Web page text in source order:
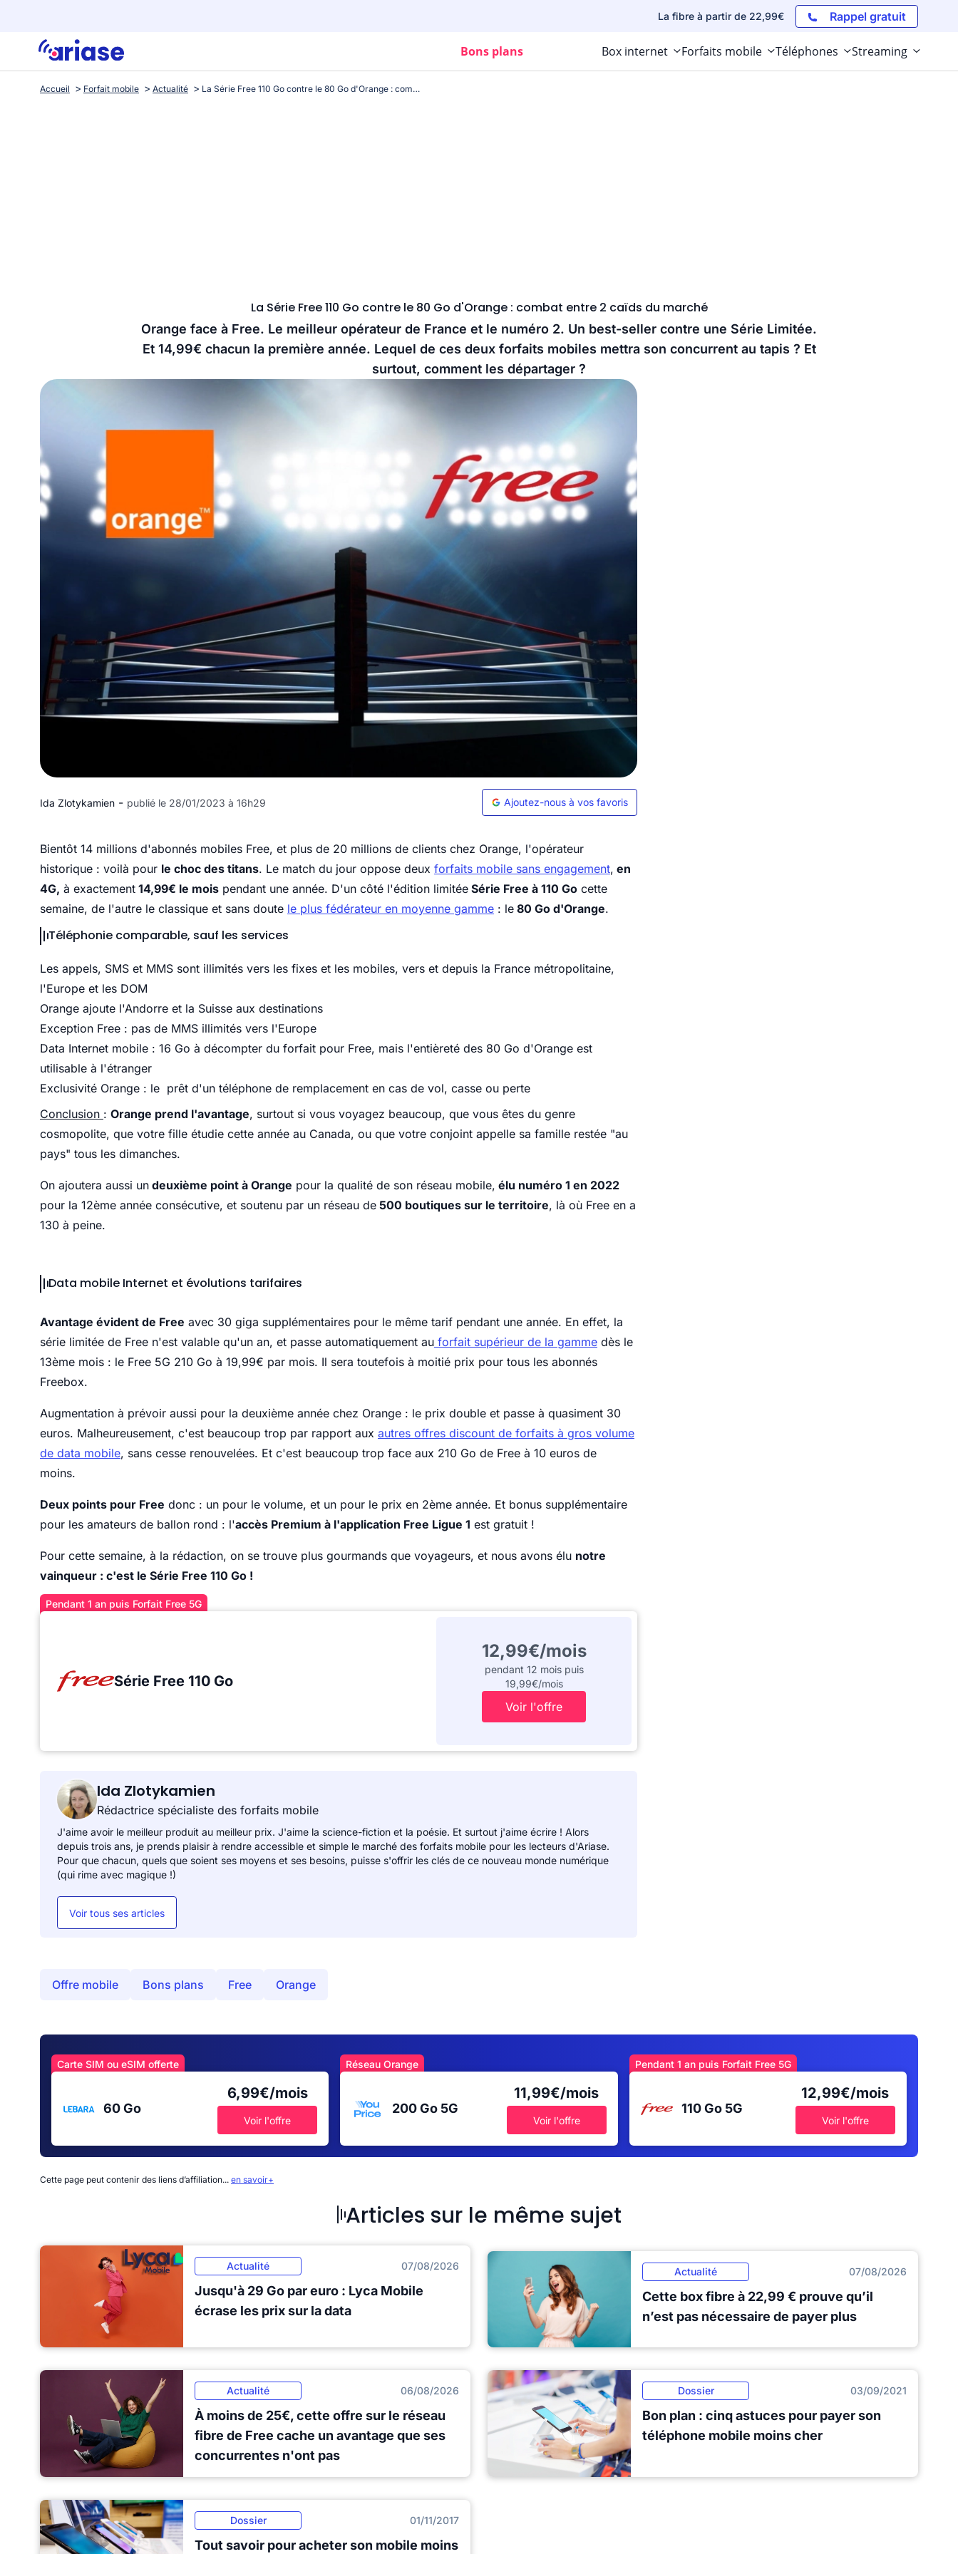
La fibre à partir de 22,99€ Rappel gratuit
Bons plans Box internet Forfaits mobile Téléphones Streaming
Accueil Forfait mobile Actualité La Série Free 110 Go contre le 80 Go d'Orange : combat entre 2 caïds du marché
La Série Free 110 Go contre le 80 Go d'Orange : combat entre 2 caïds du marché
Orange face à Free. Le meilleur opérateur de France et le numéro 2. Un best-seller contre une Série Limitée.
Et 14,99€ chacun la première année. Lequel de ces deux forfaits mobiles mettra son concurrent au tapis ? Et
surtout, comment les départager ?
Ida Zlotykamien - publié le 28/01/2023 à 16h29 Ajoutez-nous à vos favoris
Bientôt 14 millions d'abonnés mobiles Free, et plus de 20 millions de clients chez Orange, l'opérateur
historique : voilà pour le choc des titans. Le match du jour oppose deux forfaits mobile sans engagement, en
4G, à exactement 14,99€ le mois pendant une année. D'un côté l'édition limitée Série Free à 110 Go cette
semaine, de l'autre le classique et sans doute le plus fédérateur en moyenne gamme : le 80 Go d'Orange.
Téléphonie comparable, sauf les services
Les appels, SMS et MMS sont illimités vers les fixes et les mobiles, vers et depuis la France métropolitaine,
l'Europe et les DOM
Orange ajoute l'Andorre et la Suisse aux destinations
Exception Free : pas de MMS illimités vers l'Europe
Data Internet mobile : 16 Go à décompter du forfait pour Free, mais l'entièreté des 80 Go d'Orange est
utilisable à l'étranger
Exclusivité Orange : le prêt d'un téléphone de remplacement en cas de vol, casse ou perte
Conclusion : Orange prend l'avantage, surtout si vous voyagez beaucoup, que vous êtes du genre
cosmopolite, que votre fille étudie cette année au Canada, ou que votre conjoint appelle sa famille restée "au
pays" tous les dimanches.
On ajoutera aussi un deuxième point à Orange pour la qualité de son réseau mobile, élu numéro 1 en 2022
pour la 12ème année consécutive, et soutenu par un réseau de 500 boutiques sur le territoire, là où Free en a
130 à peine.
Data mobile Internet et évolutions tarifaires
Avantage évident de Free avec 30 giga supplémentaires pour le même tarif pendant une année. En effet, la
série limitée de Free n'est valable qu'un an, et passe automatiquement au forfait supérieur de la gamme dès le
13ème mois : le Free 5G 210 Go à 19,99€ par mois. Il sera toutefois à moitié prix pour tous les abonnés
Freebox.
Augmentation à prévoir aussi pour la deuxième année chez Orange : le prix double et passe à quasiment 30
euros. Malheureusement, c'est beaucoup trop par rapport aux autres offres discount de forfaits à gros volume
de data mobile, sans cesse renouvelées. Et c'est beaucoup trop face aux 210 Go de Free à 10 euros de
moins.
Deux points pour Free donc : un pour le volume, et un pour le prix en 2ème année. Et bonus supplémentaire
pour les amateurs de ballon rond : l'accès Premium à l'application Free Ligue 1 est gratuit !
Pour cette semaine, à la rédaction, on se trouve plus gourmands que voyageurs, et nous avons élu notre
vainqueur : c'est le Série Free 110 Go !
Pendant 1 an puis Forfait Free 5G
Série Free 110 Go
12,99€/mois
pendant 12 mois puis
19,99€/mois
Voir l'offre
Ida Zlotykamien
Rédactrice spécialiste des forfaits mobile
J'aime avoir le meilleur produit au meilleur prix. J'aime la science-fiction et la poésie. Et surtout j'aime écrire ! Alors
depuis trois ans, je prends plaisir à rendre accessible et simple le marché des forfaits mobile pour les lecteurs d'Ariase.
Pour que chacun, quels que soient ses moyens et ses besoins, puisse s'offrir les clés de ce nouveau monde numérique
(qui rime avec magique !)
Voir tous ses articles
Offre mobile Bons plans Free Orange
Carte SIM ou eSIM offerte
60 Go
6,99€/mois
Voir l'offre
Réseau Orange
200 Go 5G
11,99€/mois
Voir l'offre
Pendant 1 an puis Forfait Free 5G
110 Go 5G
12,99€/mois
Voir l'offre
Cette page peut contenir des liens d’affiliation... en savoir+
Articles sur le même sujet
Actualité 07/08/2026
Jusqu'à 29 Go par euro : Lyca Mobile
écrase les prix sur la data
Actualité 07/08/2026
Cette box fibre à 22,99 € prouve qu’il
n’est pas nécessaire de payer plus
Actualité 06/08/2026
À moins de 25€, cette offre sur le réseau
fibre de Free cache un avantage que ses
concurrentes n'ont pas
Dossier 03/09/2021
Bon plan : cinq astuces pour payer son
téléphone mobile moins cher
Dossier 01/11/2017
Tout savoir pour acheter son mobile moins